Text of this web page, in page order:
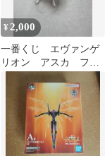
¥ 2,000
一番くじ エヴァンゲ
リオン アスカ フィ
ギュア 白プラグスー
ツ 新劇場版